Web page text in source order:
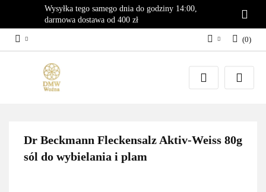
Wysyłka tego samego dnia do godziny 14:00,
darmowa dostawa od 400 zł
Zaloguj się
Załóż konto
(0)
Dr Beckmann Fleckensalz Aktiv-Weiss 80g
sól do wybielania i plam